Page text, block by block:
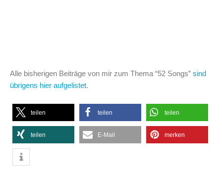
Alle bisherigen Beiträge von mir zum Thema “52 Songs” sind
übrigens hier aufgelistet.
teilen teilen teilen
teilen E-Mail merken